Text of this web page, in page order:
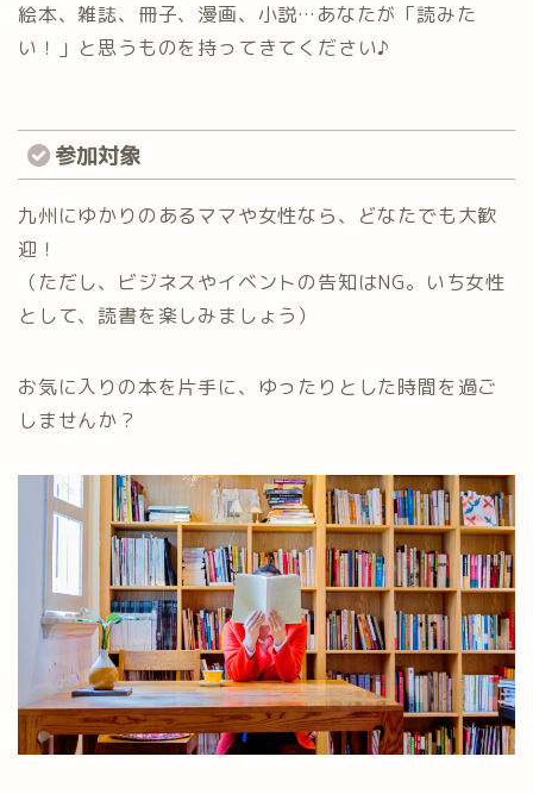
絵本、雑誌、冊子、漫画、小説…あなたが「読みた
い！」と思うものを持ってきてください♪
参加対象
九州にゆかりのあるママや女性なら、どなたでも大歓
迎！
（ただし、ビジネスやイベントの告知はNG。いち女性
として、読書を楽しみましょう）
お気に入りの本を片手に、ゆったりとした時間を過ご
しませんか？